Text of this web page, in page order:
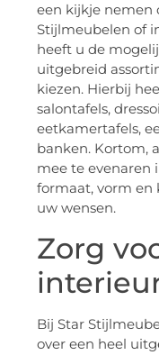
een kijkje nemen
Stijlmeubelen of
heeft u de
uitgebreid
kiezen. Hierbij
salontafels,
eetkamertafels,
banken. Kortom,
mee te evenaren
formaat, vorm en
uw wensen.
Zorg
Bij Star
over een heel